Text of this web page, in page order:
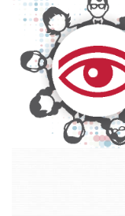
Corrientes